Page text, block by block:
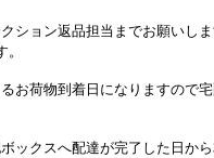
担当までお願いしま
日になりますので宅配
が完了した日から3日